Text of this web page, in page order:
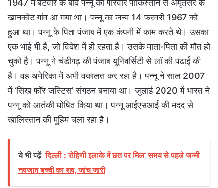
1947 में बंटवारे के बाद पन्नू का परिवार पाकिस्तान से अमृतसर के
खानकोट गांव आ गया था। पन्नू का जन्म 14 फरवरी 1967 को
हुआ था। पन्नू के पिता पंजाब में एक कंपनी में काम करते थे। उसका
एक भाई भी है, जो विदेश में ही रहता है। उसके माता-पिता की मौत हो
चुकी है। पन्नू ने चंडीगढ़ की पंजाब यूनिवर्सिटी से लॉ की पढ़ाई की
है। वह अमेरिका में अभी वकालत कर रहा है। पन्नू ने साल 2007
में ‘सिख फॉर जस्टिस’ संगठन बनाया था। जुलाई 2020 में भारत ने
पन्नू को आतंकी घोषित किया था। पन्नू आईएसआई की मदद से
खालिस्तान की मुहिम चला रहा है।
ये भी पढ़ें दिल्ली : रोहिणी इलाके में छत पर मिला समय से पहले जन्मी
नवजात बच्ची का शव, जांच जारी